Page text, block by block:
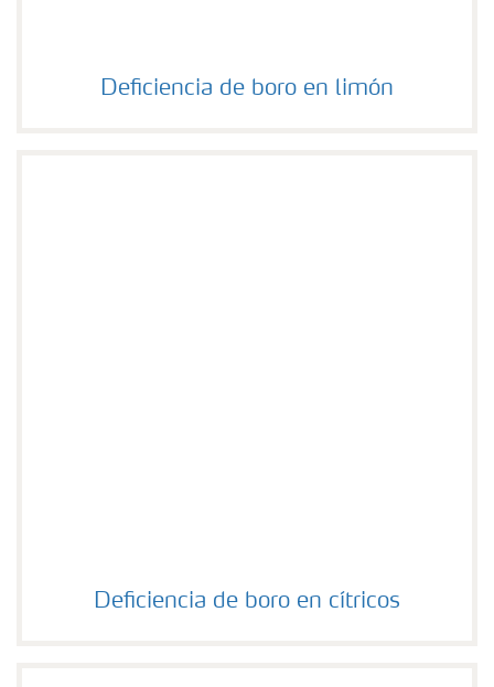
Deficiencia de boro en limón
Deficiencia de boro en limón
Deficiencia de boro en cítricos
Deficiencia de boro en cítricos